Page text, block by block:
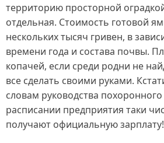
территорию просторной
отдельная. Стоимость готовой
нескольких тысяч гривен, в
времени года и состава почвы.
копачей, если среди родни не
все сделать своими руками.
словам руководства
расписании предприятия таки
получают официальную зарплату!